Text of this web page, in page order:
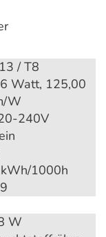
/ T8
Watt, 125,00
W
240V
1000h
W